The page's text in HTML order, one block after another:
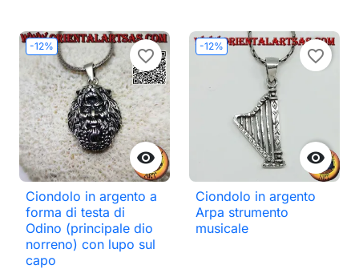
-12%

favorite_border
Ciondolo in argento a
forma di testa di
Odino (principale dio
norreno) con lupo sul
capo
-12%

favorite_border
Ciondolo in argento
Arpa strumento
musicale